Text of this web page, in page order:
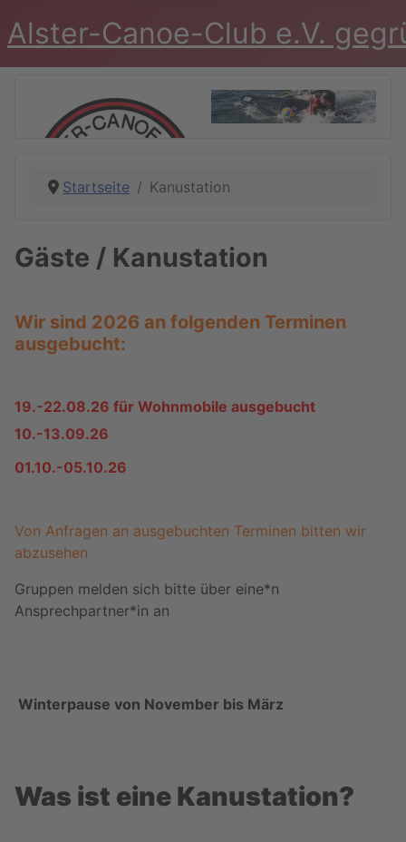
Alster-Canoe-Club e.V.
Startseite Kanustation
Gäste / Kanustation
Wir sind 2026 an folgenden Terminen
ausgebucht:
19.-22.08.26 für Wohnmobile ausgebucht
10.-13.09.26
01.10.-05.10.26
Von Anfragen an ausgebuchten Terminen bitten wir
abzusehen
Gruppen melden sich bitte über eine*n
Ansprechpartner*in an
Winterpause von November bis März
Was ist eine Kanustation?